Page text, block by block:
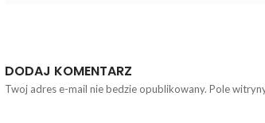
DODAJ KOMENTARZ
Twoj adres e-mail nie bedzie opublikowany. Pole